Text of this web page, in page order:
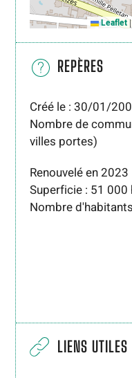
Leaflet|
REPÈRES
Créé le : 30/01/
Nombre de
villes portes)
Renouvelé en 2023
Superficie : 51 000
Nombre
LIENS UTILES